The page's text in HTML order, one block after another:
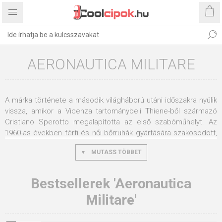
AERONAUTICA MILITARE
A márka története a második világháború utáni időszakra nyúlik
vissza, amikor a Vicenza tartománybeli Thiene-ből származó
Cristiano Sperotto megalapította az első szabóműhelyt. Az
1960-as években férfi és női bőrruhák gyártására szakosodott,
amelyek nagyon jó minőségűek voltak. 1979-ben fiai, Paol és
Armando Pia is csatlakoztak a céghez, a céget Cristiano di
bőrkabátokat az olasz légierő pilótái és az olasz hadsereg
Freece Tricolori műrepülő csoportja számára. AzAeronautica
jelenleg 800 értékesítési ponttal rendelkezik
Ausztriában, Svájcban, Spanyolországban, Franciaországban
MUTASS TÖBBET
Bestsellerek 'Aeronautica
Militare'